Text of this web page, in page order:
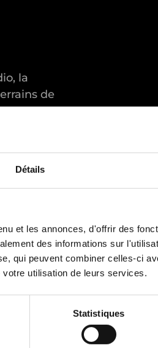
Détails
et les annonces, d'offrir des
des informations sur
qui peuvent combiner celles-ci
utilisation de leurs services.
Statistiques
la
de